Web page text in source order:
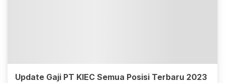
Update Gaji PT KIEC Semua Posisi Terbaru 2023